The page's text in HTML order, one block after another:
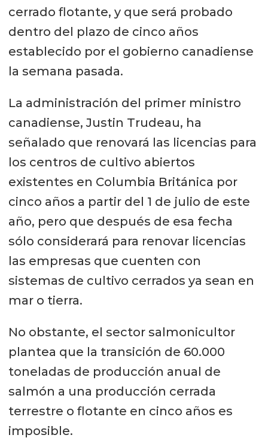
cerrado flotante, y que será probado
dentro del plazo de cinco años
establecido por el gobierno canadiense
la semana pasada.
La administración del primer ministro
canadiense, Justin Trudeau, ha
señalado que renovará las licencias para
los centros de cultivo abiertos
existentes en Columbia Británica por
cinco años a partir del 1 de julio de este
año, pero que después de esa fecha
sólo considerará para renovar licencias
las empresas que cuenten con
sistemas de cultivo cerrados ya sean en
mar o tierra.
No obstante, el sector salmonicultor
plantea que la transición de 60.000
toneladas de producción anual de
salmón a una producción cerrada
terrestre o flotante en cinco años es
imposible.